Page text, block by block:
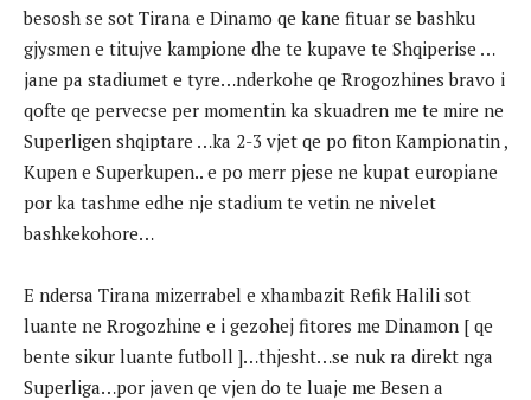
besosh se sot Tirana e Dinamo qe kane fituar se bashku
gjysmen e titujve kampione dhe te kupave te Shqiperise …
jane pa stadiumet e tyre…nderkohe qe Rrogozhines bravo i
qofte qe pervecse per momentin ka skuadren me te mire ne
Superligen shqiptare …ka 2-3 vjet qe po fiton Kampionatin ,
Kupen e Superkupen.. e po merr pjese ne kupat europiane
por ka tashme edhe nje stadium te vetin ne nivelet
bashkekohore…
E ndersa Tirana mizerrabel e xhambazit Refik Halili sot
luante ne Rrogozhine e i gezohej fitores me Dinamon [ qe
bente sikur luante futboll ]…thjesht…se nuk ra direkt nga
Superliga…por javen qe vjen do te luaje me Besen a